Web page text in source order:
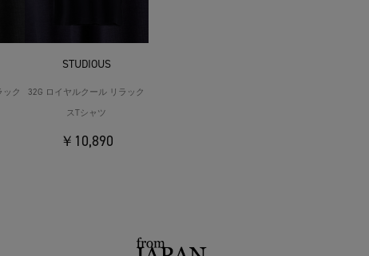
ック
STUDIOUS
32G ロイヤルクール リラック
スTシャツ
￥10,890